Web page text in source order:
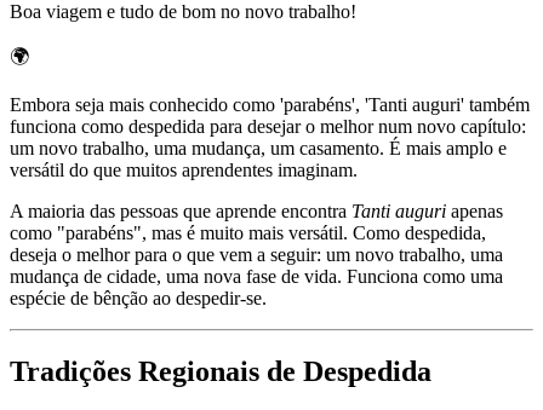
Boa viagem e tudo de bom no novo trabalho!
🌍
Embora seja mais conhecido como 'parabéns', 'Tanti auguri' também
funciona como despedida para desejar o melhor num novo capítulo:
um novo trabalho, uma mudança, um casamento. É mais amplo e
versátil do que muitos aprendentes imaginam.
A maioria das pessoas que aprende encontra Tanti auguri apenas
como "parabéns", mas é muito mais versátil. Como despedida,
deseja o melhor para o que vem a seguir: um novo trabalho, uma
mudança de cidade, uma nova fase de vida. Funciona como uma
espécie de bênção ao despedir-se.
Tradições Regionais de Despedida